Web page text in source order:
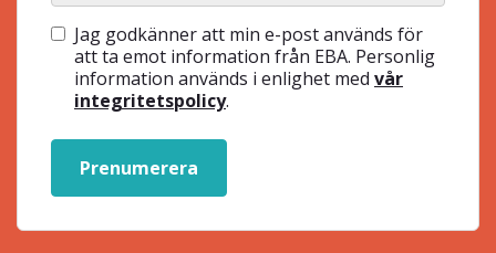
Jag godkänner att min e-post används för
att ta emot information från EBA. Personlig
information används i enlighet med vår
integritetspolicy.
Prenumerera